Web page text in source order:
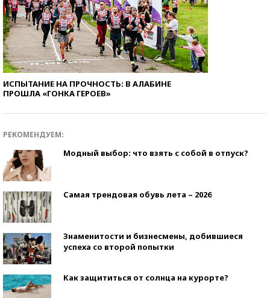
ИСПЫТАНИЕ НА ПРОЧНОСТЬ: В АЛАБИНЕ
ПРОШЛА «ГОНКА ГЕРОЕВ»
РЕКОМЕНДУЕМ:
Модный выбор: что взять с собой в отпуск?
Самая трендовая обувь лета – 2026
Знаменитости и бизнесмены, добившиеся
успеха со второй попытки
Как защититься от солнца на курорте?